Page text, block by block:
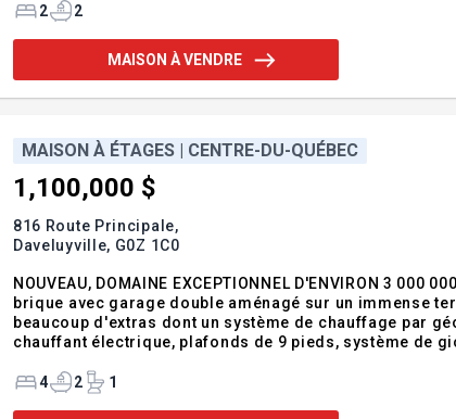
2
2
MAISON À VENDRE
MAISON À ÉTAGES | CENTRE-DU-QUÉBEC
1,100,000 $
816 Route Principale,
Daveluyville, G0Z 1C0
NOUVEAU, DOMAINE EXCEPTIONNEL D'ENVIRON 3 000
brique avec garage double aménagé sur un immense
beaucoup d'extras dont un système de chauffage par
chauffant électrique, plafonds de 9 pieds, système de
des sentiers pour VTT, des chevreuils,
4 2 1